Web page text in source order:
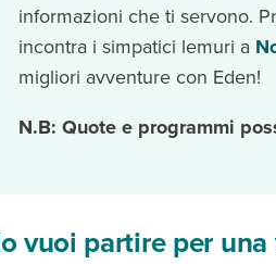
informazioni che ti servono.
incontra i simpatici lemuri a
migliori avventure con Eden!
N.B: Quote e programmi
vuoi partire per